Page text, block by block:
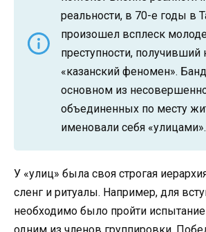
реальности, в 70-е годы в
произошел всплеск
преступности, получивший
«казанский феномен».
основном из
объединенных по месту
именовали себя «улицами».
У «улиц» была своя строгая
сленг и ритуалы. Например, для
необходимо было пройти